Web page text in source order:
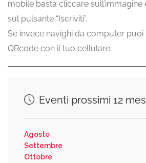
mobile basta cliccare
sul pulsante “Iscriviti”.
Se invece navighi da computer puoi
QRcode con il tuo cellulare.
Eventi prossimi 12
Agosto
Settembre
Ottobre